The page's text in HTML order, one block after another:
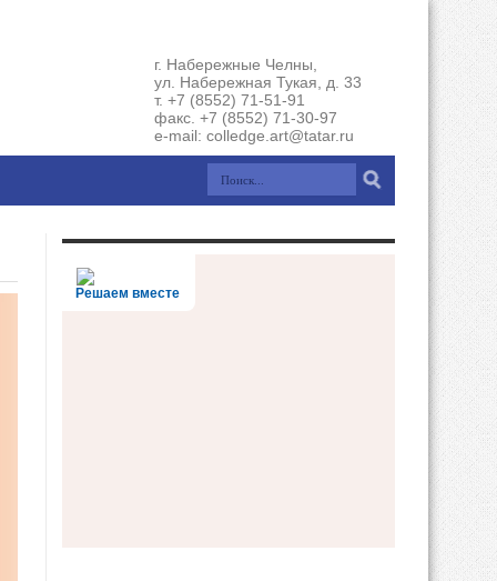
г. Набережные Челны,
ул. Набережная Тукая, д. 33
т. +7 (8552) 71-51-91
факс. +7 (8552) 71-30-97
e-mail: colledge.art@tatar.ru
Решаем вместе